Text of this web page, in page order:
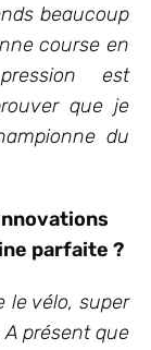
beaucoup
course en
est
que je
du
parfaite ?
le vélo, super
présent que